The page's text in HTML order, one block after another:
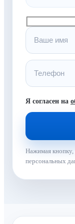
Я согласен на
Нажимая кнопку,
персональных